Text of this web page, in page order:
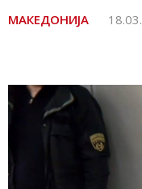
МАКЕДОНИЈА